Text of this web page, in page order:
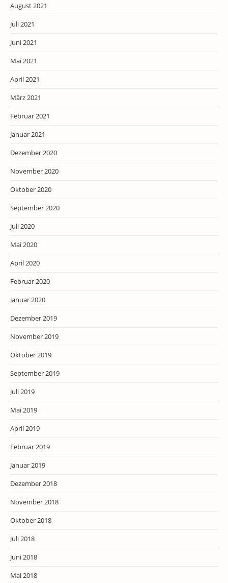
August 2021
Juli 2021
Juni 2021
Mai 2021
April 2021
März 2021
Februar 2021
Januar 2021
Dezember 2020
November 2020
Oktober 2020
September 2020
Juli 2020
Mai 2020
April 2020
Februar 2020
Januar 2020
Dezember 2019
November 2019
Oktober 2019
September 2019
Juli 2019
Mai 2019
April 2019
Februar 2019
Januar 2019
Dezember 2018
November 2018
Oktober 2018
Juli 2018
Juni 2018
Mai 2018